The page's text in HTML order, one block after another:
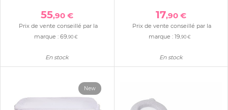
55,90 €
Prix de vente conseillé par la
marque :69 ,90 €
En stock
17,90 €
Prix de vente conseillé par la
marque :19 ,90 €
En stock
New